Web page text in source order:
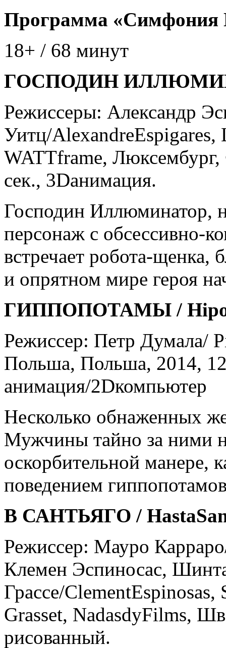
Программа «Симфония
18+ / 68 минут
ГОСПОДИН
Режиссеры: Александр
Уитц/
WATTframe,
сек., 3Dанимация.
Господин Иллюминатор,
персонаж с обсессивно-
встречает робота-щенка,
и опрятном мире героя
ГИППОПОТАМЫ /
Режиссер: Петр Думала/
Польша, Польша, 2014,
анимация/2Dкомпьютер
Несколько обнаженных
Мужчины тайно за ними
оскорбительной манере,
поведением
В САНТЬЯГО /
Режиссер: Мауро
Клемен Эспиносас,
Грассе/
Grasset, NadasdyFilms,
рисованный.